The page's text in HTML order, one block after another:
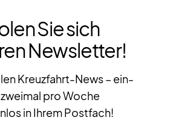
Sie sich
Newsletter!
Kreuzfahrt-News – ein-
pro Woche
in Ihrem Postfach!